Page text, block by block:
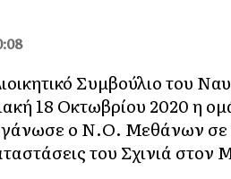
Συμβούλιο του
18 Οκτωβρίου 2020 η
ο Ν.Ο. Μεθάνων σε
του Σχινιά